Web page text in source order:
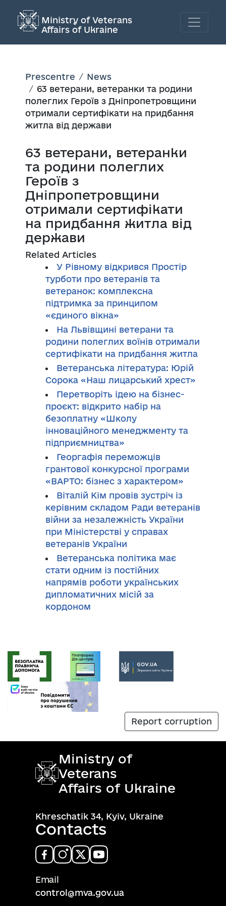
Ministry of Veterans
Affairs of Ukraine
Prescentre
News
63 ветерани, ветеранки та родини
полеглих Героїв з Дніпропетровщини
отримали сертифікати на придбання
житла від держави
63 ветерани, ветеранки
та родини полеглих
Героїв з
Дніпропетровщини
отримали сертифікати
на придбання житла від
держави
Related Articles
У Рівному відкрився Простір
турботи про ветеранів та
ветеранок: комплексна
підтримка за принципом
«єдиного вікна»
На Львівщині ветерани та
родини полеглих воїнів отримали
сертифікати на придбання житла
Ветеранська література: Юрій
Сорока «Наш лицарський хрест»
Перетворіть ідею на бізнес-
проєкт: відкрито набір на
безоплатну «Школу
інноваційного менеджменту та
підприємництва»
Георгафія переможців
грантової конкурсної програми
«ВАРТО: бізнес з характером»
Віталій Кім провів зустріч із
керівним складом Ради ветеранів
війни за незалежність України
при Міністерстві у справах
ветеранів України
Ветеранська політика має
стати одним із постійних
напрямів роботи українських
дипломатичних місій за
кордоном
Report corruption
Ministry of
Veterans
Affairs of Ukraine
Khreschatik 34, Kyiv, Ukraine
Contacts
Email
control@mva.gov.ua